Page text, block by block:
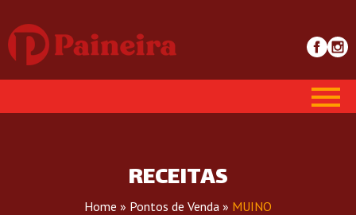
RECEITAS
Home » Pontos de Venda » MUINO